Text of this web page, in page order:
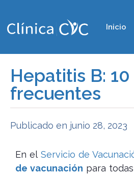
Inicio
Hepatitis B:
frecuentes
Publicado en junio 28, 2023
En elServicio de
de vacunación para